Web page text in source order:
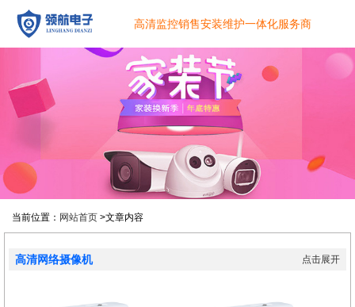
高清监控销售安装维护一体化服务商
当前位置： 网站首页 >文章内容
高清网络摄像机 点击展开